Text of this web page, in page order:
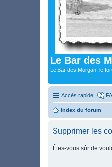
Le Bar des
Le Bar des Morgan, le
Accès rapide
Index du forum
Supprimer les
Êtes-vous sûr de